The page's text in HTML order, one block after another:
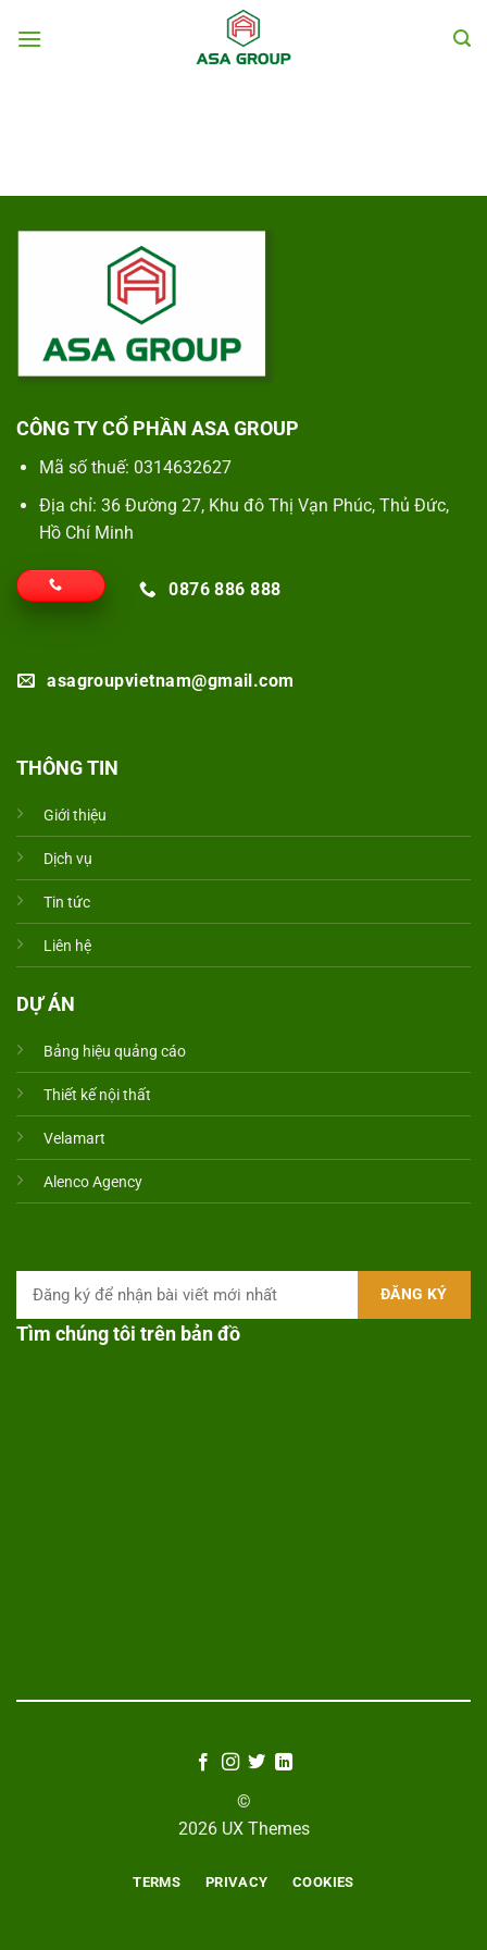
đến
CÔNG TY CỔ PHẦN ASA GROUP
Mã số thuế: 0314632627
Địa chỉ: 36 Đường 27, Khu đô Thị Vạn Phúc, Thủ Đức,
Hồ Chí Minh
0876 886 888
asagroupvietnam@gmail.com
THÔNG TIN
Giới thiệu
Dịch vụ
Tin tức
Liên hệ
DỰ ÁN
Bảng hiệu quảng cáo
Thiết kế nội thất
Velamart
Alenco Agency
Tìm chúng tôi trên bản đồ
©
2026 UX Themes
TERMS PRIVACY COOKIES